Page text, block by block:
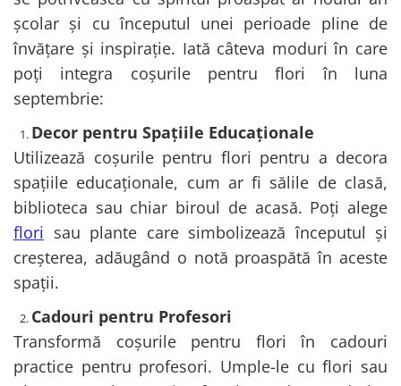
școlar și cu începutul unei perioade pline de
învățare și inspirație. Iată câteva moduri în care
poți integra coșurile pentru flori în luna
septembrie:
Decor pentru Spațiile Educaționale
Utilizează coșurile pentru flori pentru a decora
spațiile educaționale, cum ar fi sălile de clasă,
biblioteca sau chiar biroul de acasă. Poți alege
flori sau plante care simbolizează începutul și
creșterea, adăugând o notă proaspătă în aceste
spații.
Cadouri pentru Profesori
Transformă coșurile pentru flori în cadouri
practice pentru profesori. Umple-le cu flori sau